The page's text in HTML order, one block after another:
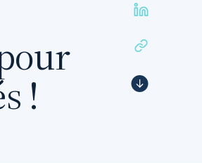
!